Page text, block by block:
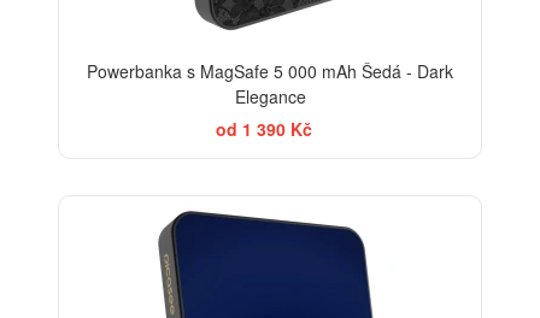
Powerbanka s MagSafe 5 000 mAh Šedá - Dark
Elegance
od 1 390 Kč